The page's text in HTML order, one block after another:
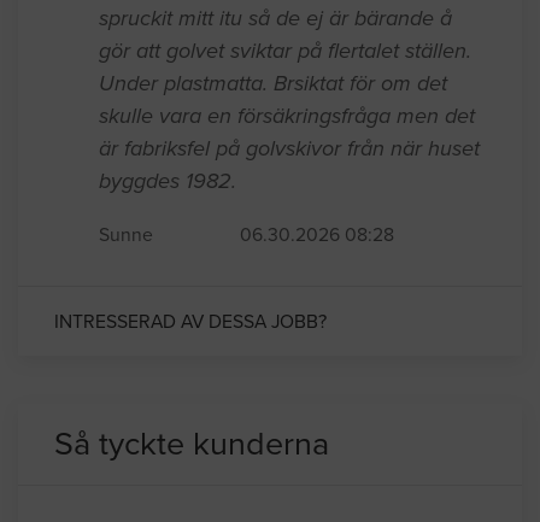
spruckit mitt itu så de ej är bärande å
gör att golvet sviktar på flertalet ställen.
Under plastmatta. Brsiktat för om det
skulle vara en försäkringsfråga men det
är fabriksfel på golvskivor från när huset
byggdes 1982.
Sunne 06.30.2026 08:28
INTRESSERAD AV DESSA JOBB?
Så tyckte kunderna